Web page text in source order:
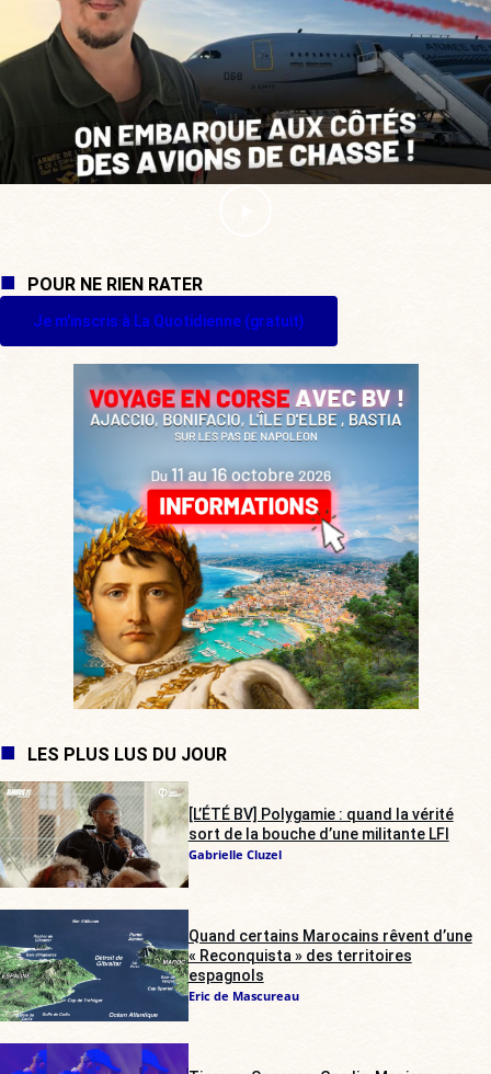
POUR NE RIEN RATER
Je m'inscris à La Quotidienne (gratuit)
LES PLUS LUS DU JOUR
[L’ÉTÉ BV] Polygamie : quand la vérité
sort de la bouche d’une militante LFI
Gabrielle Cluzel
Quand certains Marocains rêvent d’une
« Reconquista » des territoires
espagnols
Eric de Mascureau